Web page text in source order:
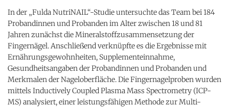
In der „Fulda NutriNAIL“-Studie untersuchte das Team bei 184
Probandinnen und Probanden im Alter zwischen 18 und 81
Jahren zunächst die Mineralstoffzusammensetzung der
Fingernägel. Anschließend verknüpfte es die Ergebnisse mit
Ernährungsgewohnheiten, Supplementeinnahme,
Gesundheitsangaben der Probandinnen und Probanden und
Merkmalen der Nageloberfläche. Die Fingernagelproben wurden
mittels Inductively Coupled Plasma Mass Spectrometry (ICP-
MS) analysiert, einer leistungsfähigen Methode zur Multi-